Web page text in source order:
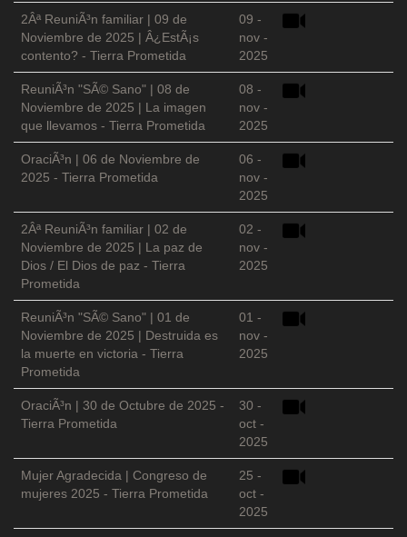
2Âª ReuniÃ³n familiar | 09 de
Noviembre de 2025 | Â¿EstÃ¡s
contento? - Tierra Prometida
09 -
nov -
2025
ReuniÃ³n "SÃ© Sano" | 08 de
Noviembre de 2025 | La imagen
que llevamos - Tierra Prometida
08 -
nov -
2025
OraciÃ³n | 06 de Noviembre de
2025 - Tierra Prometida
06 -
nov -
2025
2Âª ReuniÃ³n familiar | 02 de
Noviembre de 2025 | La paz de
Dios / El Dios de paz - Tierra
Prometida
02 -
nov -
2025
ReuniÃ³n "SÃ© Sano" | 01 de
Noviembre de 2025 | Destruida es
la muerte en victoria - Tierra
Prometida
01 -
nov -
2025
OraciÃ³n | 30 de Octubre de 2025 -
Tierra Prometida
30 -
oct -
2025
Mujer Agradecida | Congreso de
mujeres 2025 - Tierra Prometida
25 -
oct -
2025